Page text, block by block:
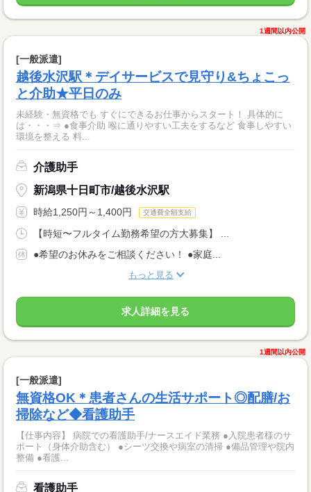
1週間以内公開
[一般派遣]
越後水沢駅＊デイサービスで見守り&ちょこっ
と介助★平日のみ
未経験・無資格でも すぐにできるお仕事からスタート！ 具体的に
は・・・⇒ ●食事介助 喉に通りやすい工夫をするなど 食事しやすい
環境を整える 料...
介護助手
新潟県十日町市/越後水沢駅
時給1,250円～1,400円 交通費全額支給
【時短〜フルタイム勤務希望の方大募集】 ...
●希望のお休みをご相談ください！ ●家庭...
もっと見る
求人詳細を見る
1週間以内公開
[一般派遣]
無資格OK＊患者さんの生活サポート◎配膳/お
掃除など◆看護助手
【仕事内容】 病院での看護助手/ナースエイド業務 ●入院患者様のサ
ポート（身体介助含む） ●シーツ交換や病室の清掃 ●備品管理や院内
整備 ●看護...
看護助手